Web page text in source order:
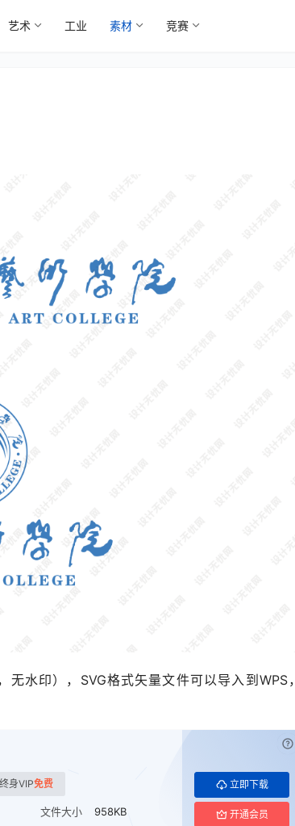
艺术 工业 素材 竞赛
水印），SVG格式矢量文件可以导入到WPS，
终身VIP免费
文件大小
958KB
立即下载
开通会员